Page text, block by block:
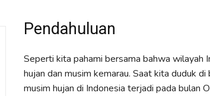
Pendahuluan
Seperti kita pahami bersama bahwa wilayah
hujan dan musim kemarau. Saat kita duduk
musim hujan di Indonesia terjadi pada bulan